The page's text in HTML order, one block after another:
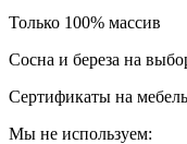
Только 100% массив
Сосна и береза на
Сертификаты на мебель
Мы не используем: